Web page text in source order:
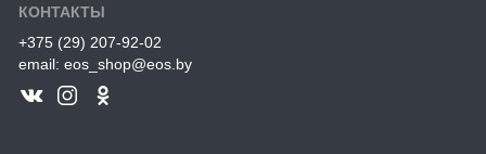
КОНТАКТЫ
+375 (29) 207-92-02
email: eos_shop@eos.by